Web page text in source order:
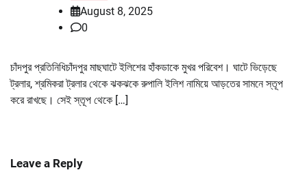
August 8, 2025
0
চাঁদপুর প্রতিনিধিচাঁদপুর মাছঘাটে ইলিশের হাঁকডাকে মুখর পরিবেশ। ঘাটে ভিড়েছে
ট্রলার, শ্রমিকরা ট্রলার থেকে ঝকঝকে রুপালি ইলিশ নামিয়ে আড়তের সামনে স্তূপ
করে রাখছে। সেই স্তূপ থেকে […]
Leave a Reply